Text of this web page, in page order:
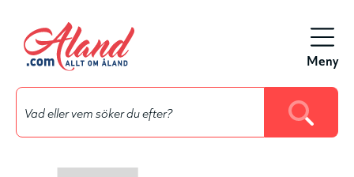
Hyppää
pääsisältöön
Meny